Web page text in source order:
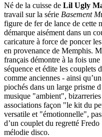
Né de la cuisse de Lil Ugly
travail sur la série Basement
figure de fer de lance de cette
démarque aisément dans un
caricature à force de poncer
en provenance de Memphis.
français démontre à la fois
séquence et édite les couplets
comme anciennes - ainsi
piochés dans un large prisme
musique "ambient",
associations façon "le kit du
versatile et "émotionnelle",
d’un couplet du regretté Fredo
mélodie disco.